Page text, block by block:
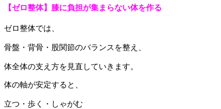
【ゼロ整体】膝に負担が集まらない体を作る
ゼロ整体では、
骨盤・背骨・股関節のバランスを整え、
体全体の支え方を見直していきます。
体の軸が安定すると、
立つ・歩く・しゃがむ